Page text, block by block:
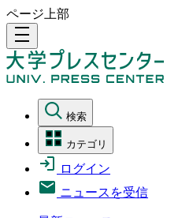
ページ上部
density_medium
検索
カテゴリ
ログイン
ニュースを受信